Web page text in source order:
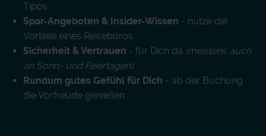
Tipps
Spar-Angeboten & Insider-Wissen - nutze die
Vorteile eines Reisebüros
Sicherheit & Vertrauen - für Dich da (meistens auch
an Sonn- und Feiertagen)
Rundum gutes Gefühl für Dich - ab der Buchung
die Vorfreude genießen